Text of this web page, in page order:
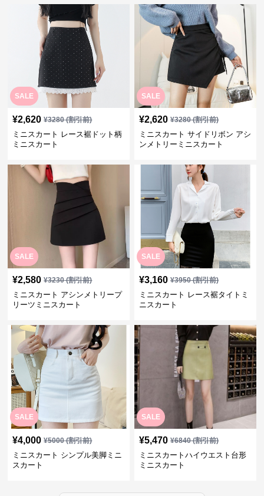
SALE
¥2,620 ¥3280(割引前)
ミニスカート レース裾ドット柄
ミニスカート
SALE
¥2,620 ¥3280(割引前)
ミニスカート サイドリボン アシ
ンメトリーミニスカート
SALE
¥2,580 ¥3230(割引前)
ミニスカート アシンメトリープ
リーツミニスカート
SALE
¥3,160 ¥3950(割引前)
ミニスカート レース裾タイトミ
ニスカート
SALE
¥4,000 ¥5000(割引前)
ミニスカート シンプル美脚ミニ
スカート
SALE
¥5,470 ¥6840(割引前)
ミニスカートハイウエスト台形
ミニスカート